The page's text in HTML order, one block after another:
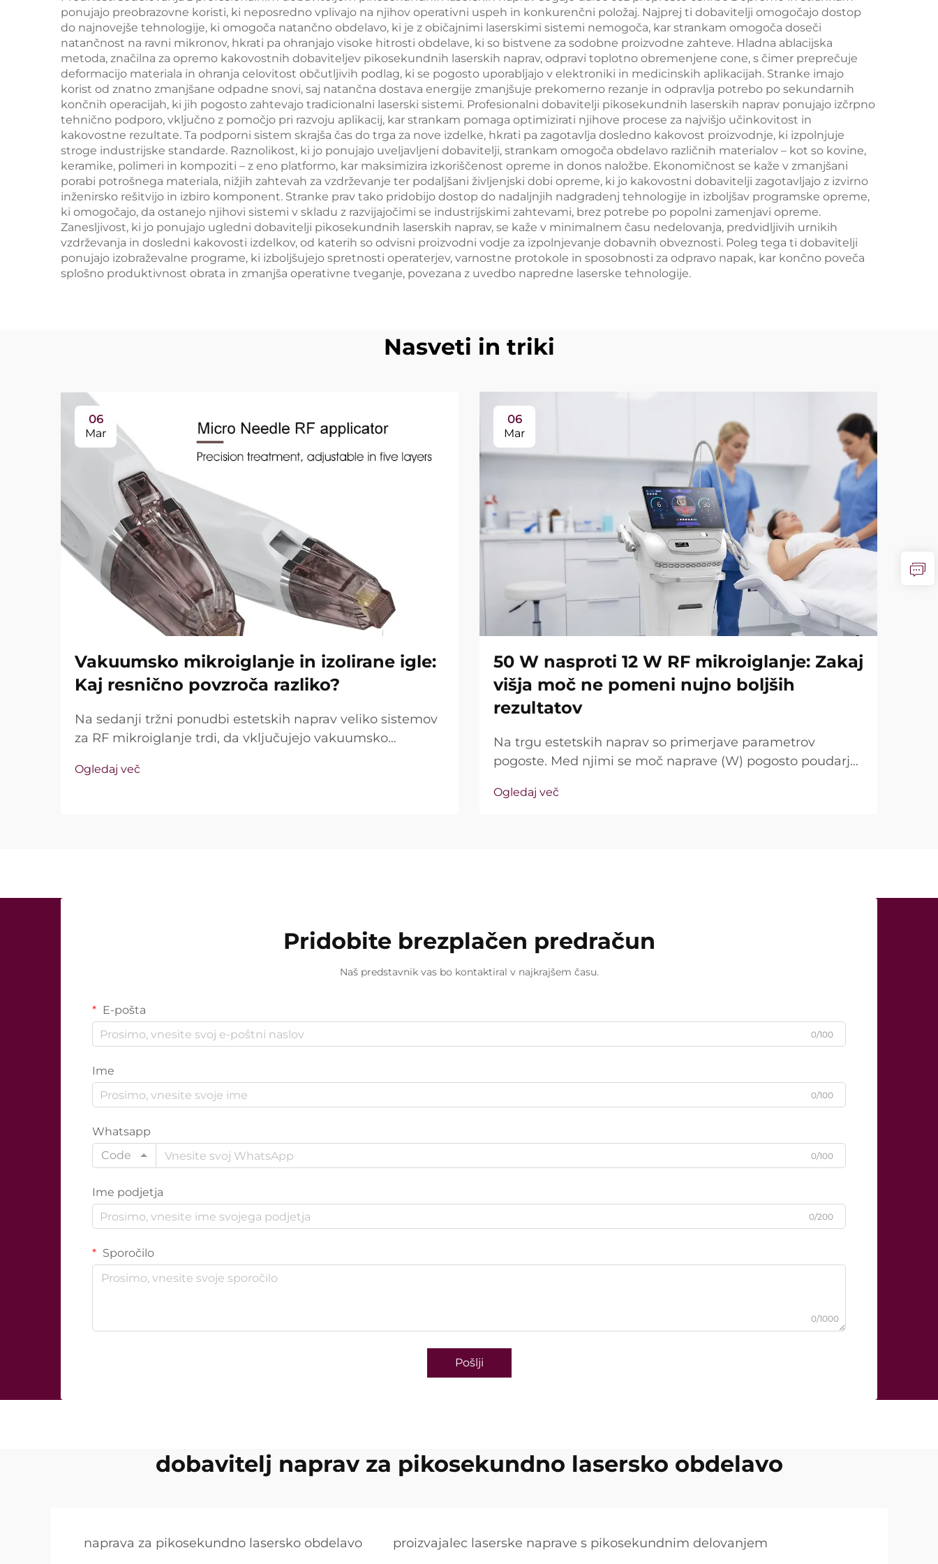
modeliranje telesa
zamenljivimi
glavami, valovne
dolžine 755 nm, 808
nm, 940 nm, 1064
nm
neprekinjeno
brezkontaktno
uporabo v kliničnih
razmerah
ponujajo preobrazovne koristi, ki neposredno vplivajo na njihov operativni uspeh in konkurenčni položaj. Najprej ti dobavitelji omogočajo dostop
do najnovejše tehnologije, ki omogoča natančno obdelavo, ki je z običajnimi laserskimi sistemi nemogoča, kar strankam omogoča doseči
natančnost na ravni mikronov, hkrati pa ohranjajo visoke hitrosti obdelave, ki so bistvene za sodobne proizvodne zahteve. Hladna ablacijska
metoda, značilna za opremo kakovostnih dobaviteljev pikosekundnih laserskih naprav, odpravi toplotno obremenjene cone, s čimer preprečuje
deformacijo materiala in ohranja celovitost občutljivih podlag, ki se pogosto uporabljajo v elektroniki in medicinskih aplikacijah. Stranke imajo
korist od znatno zmanjšane odpadne snovi, saj natančna dostava energije zmanjšuje prekomerno rezanje in odpravlja potrebo po sekundarnih
končnih operacijah, ki jih pogosto zahtevajo tradicionalni laserski sistemi. Profesionalni dobavitelji pikosekundnih laserskih naprav ponujajo izčrpno
tehnično podporo, vključno z pomočjo pri razvoju aplikacij, kar strankam pomaga optimizirati njihove procese za najvišjo učinkovitost in
kakovostne rezultate. Ta podporni sistem skrajša čas do trga za nove izdelke, hkrati pa zagotavlja dosledno kakovost proizvodnje, ki izpolnjuje
stroge industrijske standarde. Raznolikost, ki jo ponujajo uveljavljeni dobavitelji, strankam omogoča obdelavo različnih materialov – kot so kovine,
keramike, polimeri in kompoziti – z eno platformo, kar maksimizira izkoriščenost opreme in donos naložbe. Ekonomičnost se kaže v zmanjšani
porabi potrošnega materiala, nižjih zahtevah za vzdrževanje ter podaljšani življenjski dobi opreme, ki jo kakovostni dobavitelji zagotavljajo z izvirno
inženirsko rešitvijo in izbiro komponent. Stranke prav tako pridobijo dostop do nadaljnjih nadgradenj tehnologije in izboljšav programske opreme,
ki omogočajo, da ostanejo njihovi sistemi v skladu z razvijajočimi se industrijskimi zahtevami, brez potrebe po popolni zamenjavi opreme.
Zanesljivost, ki jo ponujajo ugledni dobavitelji pikosekundnih laserskih naprav, se kaže v minimalnem času nedelovanja, predvidljivih urnikih
vzdrževanja in dosledni kakovosti izdelkov, od katerih so odvisni proizvodni vodje za izpolnjevanje dobavnih obveznosti. Poleg tega ti dobavitelji
ponujajo izobraževalne programe, ki izboljšujejo spretnosti operaterjev, varnostne protokole in sposobnosti za odpravo napak, kar končno poveča
splošno produktivnost obrata in zmanjša operativne tveganje, povezana z uvedbo napredne laserske tehnologije.
Nasveti in triki
06
Mar
Vakuumsko mikroiglanje in izolirane igle:
Kaj resnično povzroča razliko?
Na sedanji tržni ponudbi estetskih naprav veliko sistemov
za RF mikroiglanje trdi, da vključujejo vakuumsko
te funkcije sploh obstajajo, temveč kako natančno delujejo
Ogledaj več
06
Mar
50 W nasproti 12 W RF mikroiglanje: Zakaj
višja moč ne pomeni nujno boljših
rezultatov
Na trgu estetskih naprav so primerjave parametrov
pogoste. Med njimi se moč naprave (W) pogosto poudarja
resničnost precej drugačna. V mnogih primerih tako
Ogledaj več
Pridobite brezplačen predračun
Naš predstavnik vas bo kontaktiral v najkrajšem času.
E-pošta
0/100
Ime
0/100
Whatsapp
Code
0/100
Ime podjetja
0/200
Sporočilo
0/1000
Pošlji
dobavitelj naprav za pikosekundno lasersko obdelavo
naprava za pikosekundno lasersko obdelavo proizvajalec laserske naprave s pikosekundnim delovanjem